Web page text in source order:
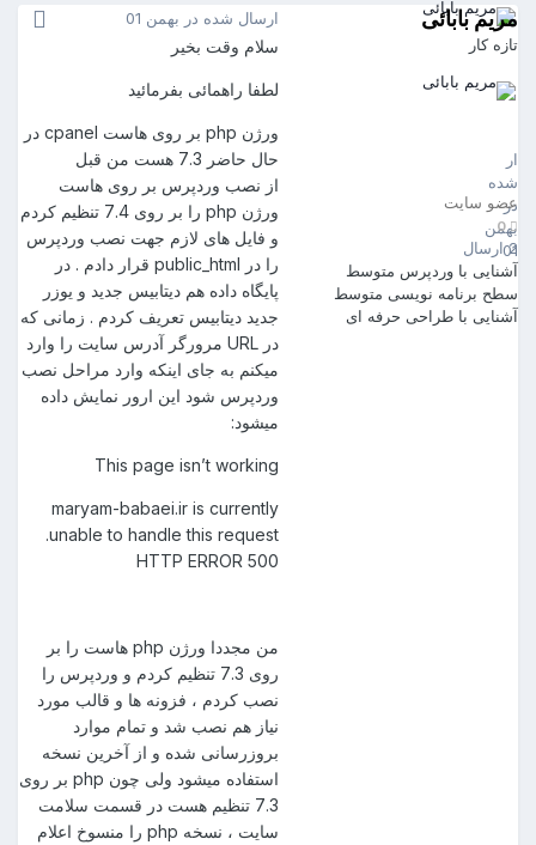
ارسال
شده
در
بهمن
01
مریم بابائی
تازه کار
عضو سایت
0
2 ارسال
آشنایی با وردپرس متوسط
سطح برنامه نویسی متوسط
آشنایی با طراحی حرفه ای
ارسال شده در بهمن 01
سلام وقت بخیر
لطفا راهمائی بفرمائید
ورژن php بر روی هاست cpanel در
حال حاضر 7.3 هست من قبل
از نصب وردپرس بر روی هاست
ورژن php را بر روی 7.4 تنظیم کردم
و فایل های لازم جهت نصب وردپرس
را در public_html قرار دادم . در
پایگاه داده هم دیتابیس جدید و یوزر
جدید دیتابیس تعریف کردم . زمانی که
در URL مرورگر آدرس سایت را وارد
میکنم به جای اینکه وارد مراحل نصب
وردپرس شود این ارور نمایش داده
میشود:
This page isn’t working
maryam-babaei.ir is currently
unable to handle this request.
HTTP ERROR 500
من مجددا ورژن php هاست را بر
روی 7.3 تنظیم کردم و وردپرس را
نصب کردم ، فزونه ها و قالب مورد
نیاز هم نصب شد و تمام موارد
بروزرسانی شده و از آخرین نسخه
استفاده میشود ولی چون php بر روی
7.3 تنظیم هست در قسمت سلامت
سایت ، نسخه php را منسوخ اعلام